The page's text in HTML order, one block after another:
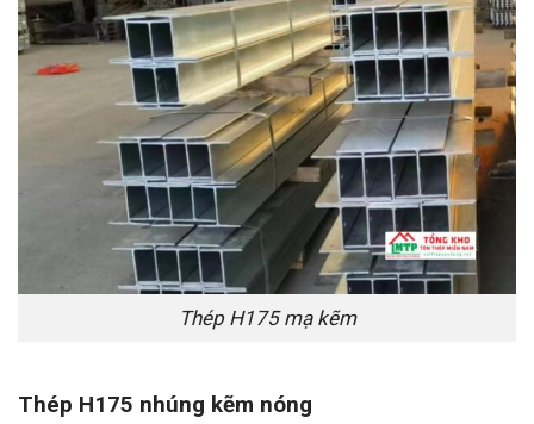
Thép H175 mạ kẽm
Thép H175 nhúng kẽm nóng